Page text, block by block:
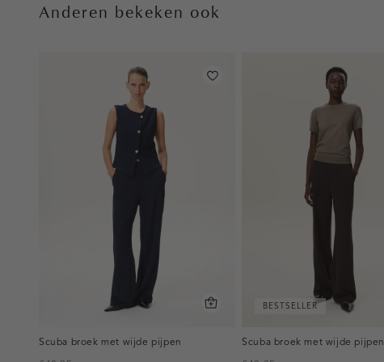
Anderen bekeken ook
Scuba broek met wijde pijpen
BESTSELLER
Scuba broek met wijde pijpen